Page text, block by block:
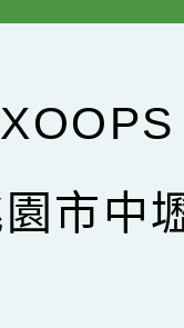
XOOPS
市中